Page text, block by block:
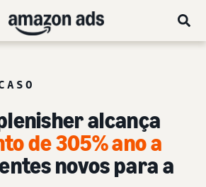
alcança
de 305% ano a
novos para a